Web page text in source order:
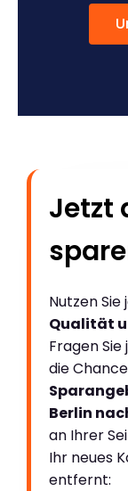
Jetzt
Nutzen
Qualität
Fragen
die
Berlin
an Ihrer
Ihr neues
entfernt: